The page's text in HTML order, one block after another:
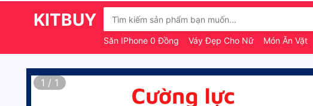
KITBUY
Săn IPhone 0 Đồng Váy Đẹp Cho Nữ Món Ăn Vặt
1 / 1